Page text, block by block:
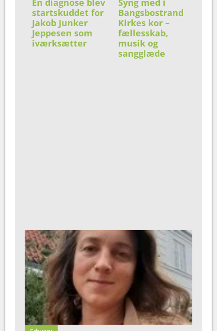
startskuddet for
Jakob Junker
Jeppesen som
iværksætter
Bangsbostrand
Kirkes kor –
fællesskab,
musik og
sangglæde